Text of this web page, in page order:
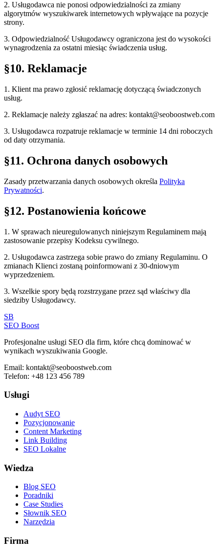
2. Usługodawca nie ponosi odpowiedzialności za zmiany
algorytmów wyszukiwarek internetowych wpływające na pozycje
strony.
3. Odpowiedzialność Usługodawcy ograniczona jest do wysokości
wynagrodzenia za ostatni miesiąc świadczenia usług.
§10. Reklamacje
1. Klient ma prawo zgłosić reklamację dotyczącą świadczonych
usług.
2. Reklamacje należy zgłaszać na adres: kontakt@seoboostweb.com
3. Usługodawca rozpatruje reklamacje w terminie 14 dni roboczych
od daty otrzymania.
§11. Ochrona danych osobowych
Zasady przetwarzania danych osobowych określa Polityka
Prywatności.
§12. Postanowienia końcowe
1. W sprawach nieuregulowanych niniejszym Regulaminem mają
zastosowanie przepisy Kodeksu cywilnego.
2. Usługodawca zastrzega sobie prawo do zmiany Regulaminu. O
zmianach Klienci zostaną poinformowani z 30-dniowym
wyprzedzeniem.
3. Wszelkie spory będą rozstrzygane przez sąd właściwy dla
siedziby Usługodawcy.
SB
SEO Boost
Profesjonalne usługi SEO dla firm, które chcą dominować w
wynikach wyszukiwania Google.
Email: kontakt@seoboostweb.com
Telefon: +48 123 456 789
Usługi
Audyt SEO
Pozycjonowanie
Content Marketing
Link Building
SEO Lokalne
Wiedza
Blog SEO
Poradniki
Case Studies
Słownik SEO
Narzędzia
Firma